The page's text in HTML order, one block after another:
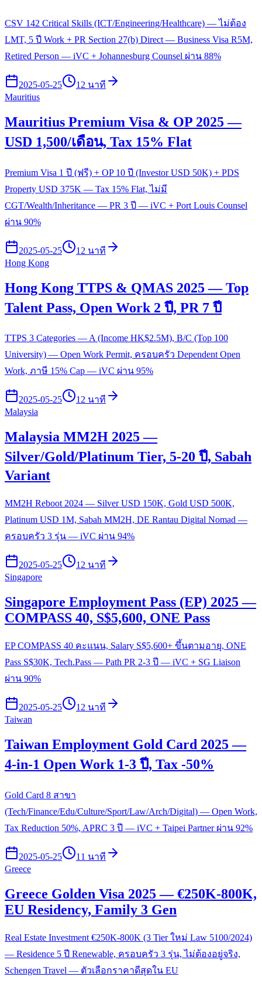
CSV 142 Critical Skills (ICT/Engineering/Healthcare) — ไม่ต้อง
LMT, 5 ปี Work + PR Section 27(b) Direct — Business Visa R5M,
Retired Person — iVC + Johannesburg Counsel ผ่าน 88%
2025-05-25
12 นาที
Mauritius
Mauritius Premium Visa & OP 2025 —
USD 1,500/เดือน, Tax 15% Flat
Premium Visa 1 ปี (ฟรี) + OP 10 ปี (Investor USD 50K) + PDS
Property USD 375K — Tax 15% Flat, ไม่มี
CGT/Wealth/Inheritance — PR 3 ปี — iVC + Port Louis Counsel
ผ่าน 90%
2025-05-25
12 นาที
Hong Kong
Hong Kong TTPS & QMAS 2025 — Top
Talent Pass, Open Work 2 ปี, PR 7 ปี
TTPS 3 Categories — A (Income HK$2.5M), B/C (Top 100
University) — Open Work Permit, ครอบครัว Dependent Open
Work, ภาษี 15% Cap — iVC ผ่าน 95%
2025-05-25
12 นาที
Malaysia
Malaysia MM2H 2025 —
Silver/Gold/Platinum Tier, 5-20 ปี, Sabah
Variant
MM2H Reboot 2024 — Silver USD 150K, Gold USD 500K,
Platinum USD 1M, Sabah MM2H, DE Rantau Digital Nomad —
ครอบครัว 3 รุ่น — iVC ผ่าน 94%
2025-05-25
12 นาที
Singapore
Singapore Employment Pass (EP) 2025 —
COMPASS 40, S$5,600, ONE Pass
EP COMPASS 40 คะแนน, Salary S$5,600+ ขึ้นตามอายุ, ONE
Pass S$30K, Tech.Pass — Path PR 2-3 ปี — iVC + SG Liaison
ผ่าน 90%
2025-05-25
12 นาที
Taiwan
Taiwan Employment Gold Card 2025 —
4-in-1 Open Work 1-3 ปี, Tax -50%
Gold Card 8 สาขา
(Tech/Finance/Edu/Culture/Sport/Law/Arch/Digital) — Open Work,
Tax Reduction 50%, APRC 3 ปี — iVC + Taipei Partner ผ่าน 92%
2025-05-25
11 นาที
Greece
Greece Golden Visa 2025 — €250K-800K,
EU Residency, Family 3 Gen
Real Estate Investment €250K-800K (3 Tier ใหม่ Law 5100/2024)
— Residence 5 ปี Renewable, ครอบครัว 3 รุ่น, ไม่ต้องอยู่จริง,
Schengen Travel — ตัวเลือกราคาดีสุดใน EU